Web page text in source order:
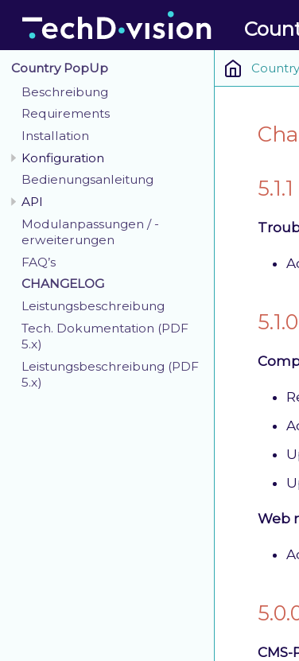
Country PopUp
Beschreibung
Requirements
Installation
Konfiguration
Bedienungsanleitung
API
Modulanpassungen / -
erweiterungen
FAQ’s
CHANGELOG
Leistungsbeschreibung
Tech. Dokumentation (PDF
5.x)
Leistungsbeschreibung (PDF
5.x)
5.1.1
5.1.0
Web